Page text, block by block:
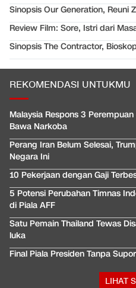
Sinopsis Our Generation, Reuni
Review Film: Sore, Istri dari
Sinopsis The Contractor,
REKOMENDASI UNTUKMU
Malaysia Respons 3
Bawa Narkoba
Perang Iran Belum Selesai,
Negara Ini
10 Pekerjaan dengan Gaji
5 Potensi Perubahan Timnas
di Piala AFF
Satu Pemain Thailand Tewas
luka
Final Piala Presiden Tanpa
LIHAT